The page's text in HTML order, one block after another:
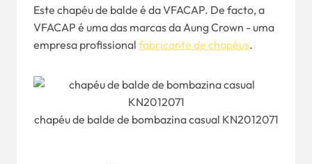
Este chapéu de balde é da VFACAP. De facto, a
VFACAP é uma das marcas da Aung Crown - uma
empresa profissional fabricante de chapéus.
chapéu de balde de bombazina casual KN2012071